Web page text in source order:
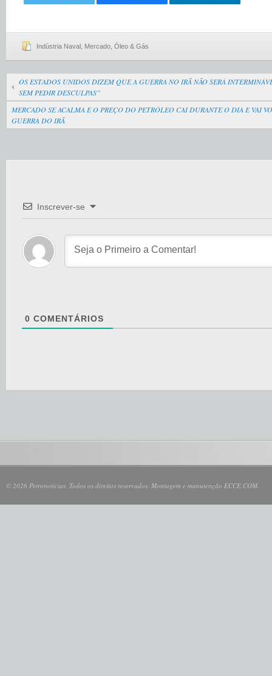
Indústria Naval Mercado Óleo & Gás
OS ESTADOS UNIDOS DIZEM QUE A GUERRA NO IRÃ NÃO SERÁ
SEM PEDIR DESCULPAS”
MERCADO SE ACALMA E O PREÇO DO PETRÓLEO CAI DURANTE O DIA E VAI
GUERRA DO IRÃ
Inscrever-se
0 COMENTÁRIOS
© 2026 Petronotícias. Todos os direitos reservados. Montagem e manutenção ECCE.COM.